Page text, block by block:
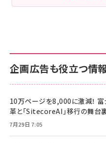
企画広告も役立つ情報
10万ページを8,000に激減！
革と「SitecoreAI」移行の舞台
7月29日 7:05